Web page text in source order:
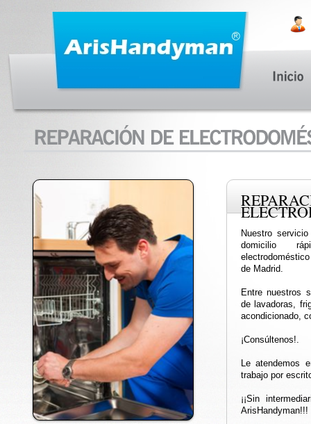
Nuestro
domicilio
de Madrid.
Entre nuestros
de lavadoras,
acondicionado,
¡Consúltenos!.
Le atendemos
trabajo por
¡¡Sin
ArisHandyman!!!